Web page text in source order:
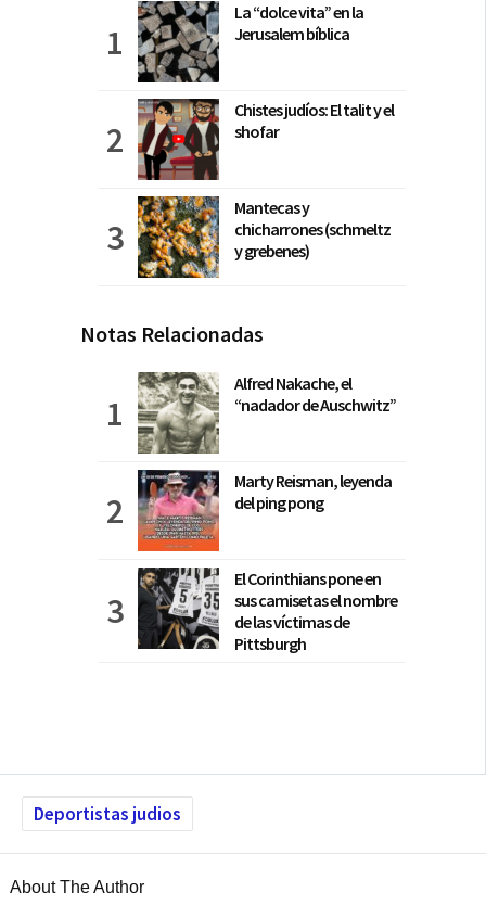
La “dolce vita” en la
Jerusalem bíblica
Chistes judíos: El talit y el
shofar
Mantecas y
chicharrones (schmeltz
y grebenes)
Notas Relacionadas
Alfred Nakache, el
“nadador de Auschwitz”
Marty Reisman, leyenda
del ping pong
El Corinthians pone en
sus camisetas el nombre
de las víctimas de
Pittsburgh
Deportistas judios
About The Author